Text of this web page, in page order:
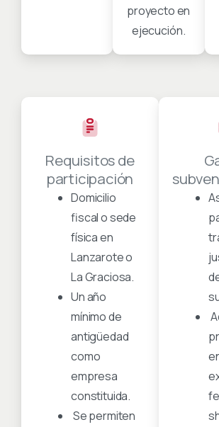
proyecto en
ejecución.
Requisitos de
participación
Domicilio
fiscal o sede
física en
Lanzarote o
La Graciosa.
Un año
mínimo de
antigüedad
como
empresa
constituida.
Se permiten